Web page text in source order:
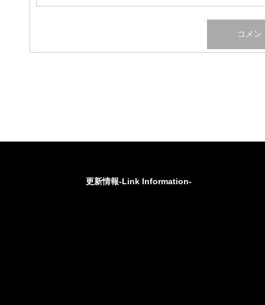
更新情報-Link Information-